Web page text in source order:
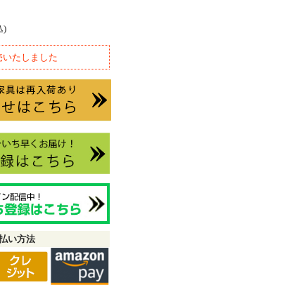
)
たしました
い方法